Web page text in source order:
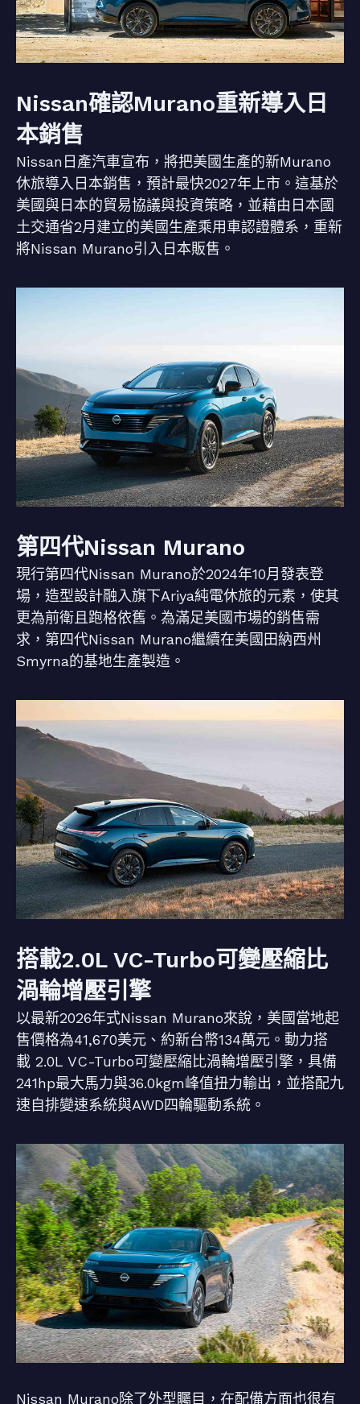
Nissan確認Murano重新導入日
本銷售
Nissan日產汽車宣布，將把美國生產的新Murano
休旅導入日本銷售，預計最快2027年上市。這基於
美國與日本的貿易協議與投資策略，並藉由日本國
土交通省2月建立的美國生產乘用車認證體系，重新
將Nissan Murano引入日本販售。
第四代Nissan Murano
現行第四代Nissan Murano於2024年10月發表登
場，造型設計融入旗下Ariya純電休旅的元素，使其
更為前衛且跑格依舊。為滿足美國市場的銷售需
求，第四代Nissan Murano繼續在美國田納西州
Smyrna的基地生產製造。
搭載2.0L VC-Turbo可變壓縮比
渦輪增壓引擎
以最新2026年式Nissan Murano來說，美國當地起
售價格為41,670美元、約新台幣134萬元。動力搭
載 2.0L VC-Turbo可變壓縮比渦輪增壓引擎，具備
241hp最大馬力與36.0kgm峰值扭力輸出，並搭配九
速自排變速系統與AWD四輪驅動系統。
Nissan Murano除了外型矚目，在配備方面也很有